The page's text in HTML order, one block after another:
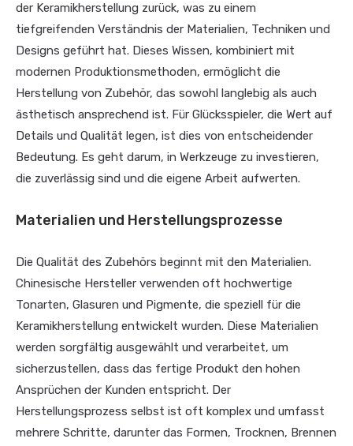
der Keramikherstellung zurück, was zu einem
tiefgreifenden Verständnis der Materialien, Techniken und
Designs geführt hat. Dieses Wissen, kombiniert mit
modernen Produktionsmethoden, ermöglicht die
Herstellung von Zubehör, das sowohl langlebig als auch
ästhetisch ansprechend ist. Für Glücksspieler, die Wert auf
Details und Qualität legen, ist dies von entscheidender
Bedeutung. Es geht darum, in Werkzeuge zu investieren,
die zuverlässig sind und die eigene Arbeit aufwerten.
Materialien und Herstellungsprozesse
Die Qualität des Zubehörs beginnt mit den Materialien.
Chinesische Hersteller verwenden oft hochwertige
Tonarten, Glasuren und Pigmente, die speziell für die
Keramikherstellung entwickelt wurden. Diese Materialien
werden sorgfältig ausgewählt und verarbeitet, um
sicherzustellen, dass das fertige Produkt den hohen
Ansprüchen der Kunden entspricht. Der
Herstellungsprozess selbst ist oft komplex und umfasst
mehrere Schritte, darunter das Formen, Trocknen, Brennen